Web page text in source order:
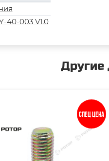
40-003 V1.0
Другие
Спец цена